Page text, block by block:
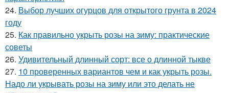
24. Выбор лучших огурцов для открытого грунта в 2024
году
25. Как правильно укрыть розы на зиму: практические
советы
26. Удивительный длинный сорт: все о длинной тыкве
27. 10 проверенных вариантов чем и как укрыть розы.
Надо ли укрывать розы на зиму или это делать не